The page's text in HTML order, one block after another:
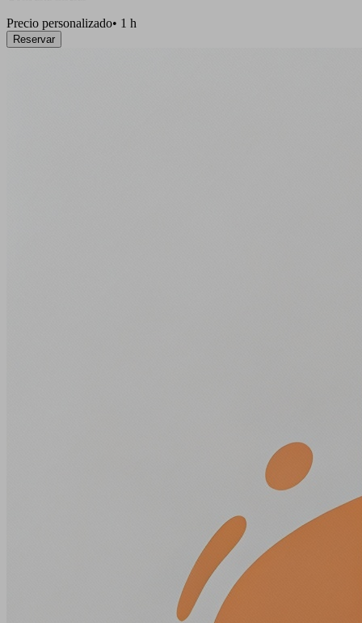
Precio personalizado• 1 h
Reservar